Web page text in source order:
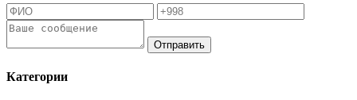
Отправить
Категории